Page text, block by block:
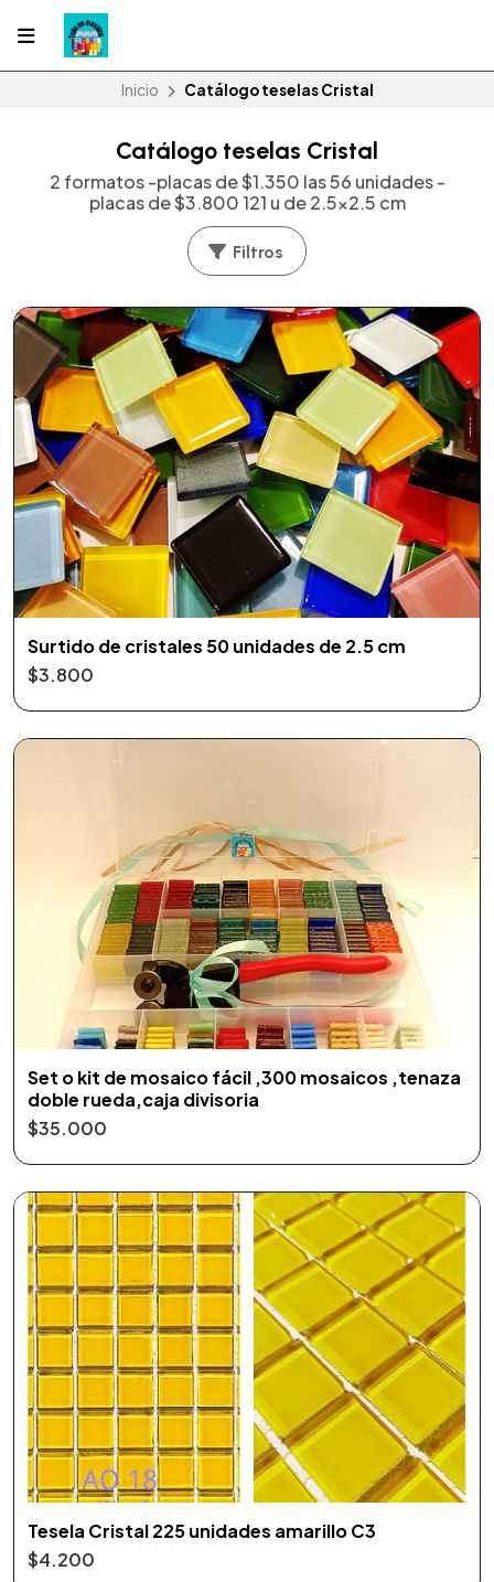
Inicio Catálogo teselas Cristal
Catálogo teselas Cristal
2 formatos -placas de $1.350 las 56 unidades -
placas de $3.800 121 u de 2.5x2.5 cm
Filtros
Surtido de cristales 50 unidades de 2.5 cm
$3.800
Set o kit de mosaico fácil ,300 mosaicos ,tenaza
doble rueda,caja divisoria
$35.000
Tesela Cristal 225 unidades amarillo C3
$4.200